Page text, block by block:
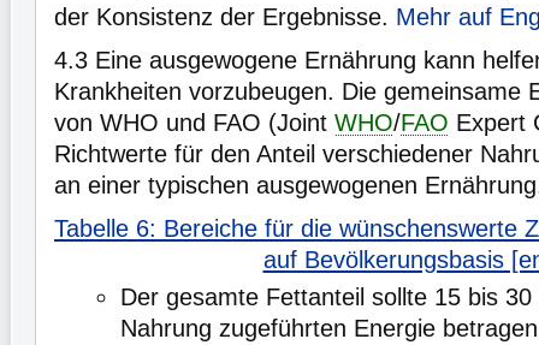
der Konsistenz der Ergebnisse. Mehr auf
4.3 Eine ausgewogene Ernährung kann
Krankheiten vorzubeugen. Die gemeinsame
von WHO und FAO (Joint WHO/FAO Expert
Richtwerte für den Anteil verschiedener
an einer typischen ausgewogenen
Tabelle 6: Bereiche für die wünschenswerte
auf Bevölkerungsbasis
Der gesamte Fettanteil sollte 15 bis
Nahrung zugeführten Energie